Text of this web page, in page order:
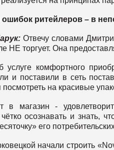
ритейлеров – в
Отвечу словами
НЕ торгует. Она
услуге комфортного
и поставили в сеть
посмотреть на красивые
в магазин -
осознавать и знать,
его
начали строить